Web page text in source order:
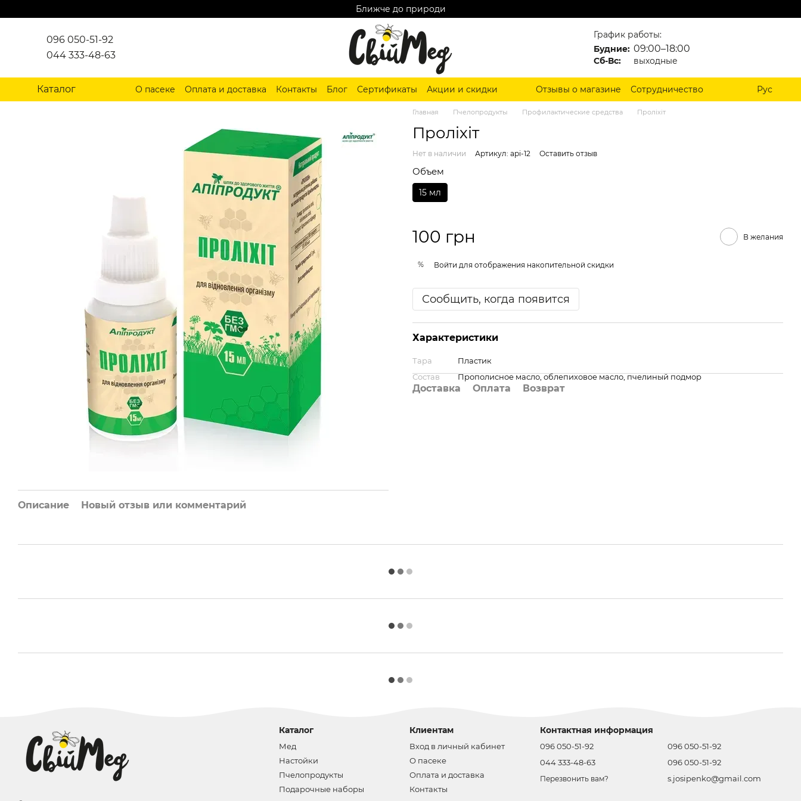
Ближче до природи
096 050-51-92
044 333-48-63
График работы:
Будние: 09:00–18:00
Сб-Вс: выходные
Каталог О пасеке Оплата и доставка Контакты Блог Сертификаты Акции и скидки Отзывы о магазине Сотрудничество Рус
Описание Новый отзыв или комментарий
Главная Пчелопродукты Профилактические средства Проліхіт
Проліхіт
Нет в наличии Артикул: api-12 Оставить отзыв
Объем
15 мл
100 грн В желания
% Войти для отображения накопительной скидки
Сообщить, когда появится
Характеристики
Тара
Пластик
Состав
Прополисное масло, облепиховое масло, пчелиный подмор
Доставка Оплата Возврат
Каталог
Мед
Настойки
Пчелопродукты
Подарочные наборы
Клиентам
Вход в личный кабинет
О пасеке
Оплата и доставка
Контакты
Контактная информация
096 050-51-92
044 333-48-63
Перезвонить вам?
096 050-51-92
096 050-51-92
s.josipenko@gmail.com